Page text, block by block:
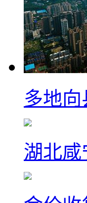
多地
湖北